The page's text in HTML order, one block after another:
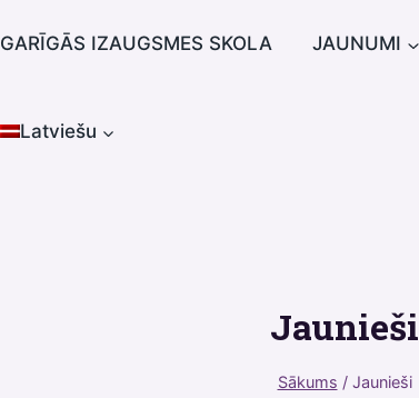
GARĪGĀS IZAUGSMES SKOLA JAUNUMI
Latviešu
Jaunieši
Sākums / Jaunieši